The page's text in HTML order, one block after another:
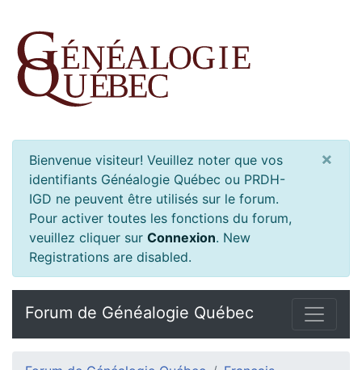
Bienvenue visiteur! Veuillez noter que vos
identifiants Généalogie Québec ou PRDH-
IGD ne peuvent être utilisés sur le forum.
Pour activer toutes les fonctions du forum,
veuillez cliquer sur Connexion. New
Registrations are disabled.
×
Forum de Généalogie Québec